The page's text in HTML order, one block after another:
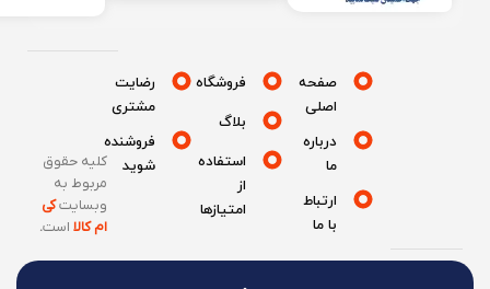
صفحه
درباره
ارتباط
فروشگاه
بلاگ
استفاده
امتیازها
رضایت
مشتری
فروشنده
شوید
کلیه حقوق
مربوط به
وبسایتکی
ام کالااست.